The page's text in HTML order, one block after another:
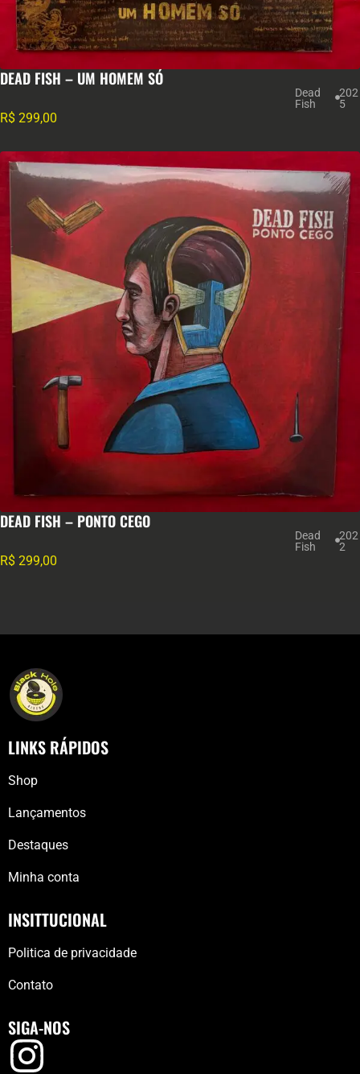
DEAD FISH – UM HOMEM SÓ
Dead
Fish
202
5
R$ 299,00
DEAD FISH – PONTO CEGO
Dead
Fish
202
2
R$ 299,00
LINKS RÁPIDOS
Shop
Lançamentos
Destaques
Minha conta
INSITTUCIONAL
Politica de privacidade
Contato
SIGA-NOS